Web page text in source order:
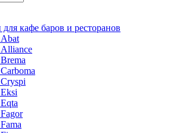
кафе баров и ресторанов